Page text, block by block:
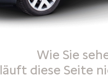
Wie Sie
läuft diese Seite